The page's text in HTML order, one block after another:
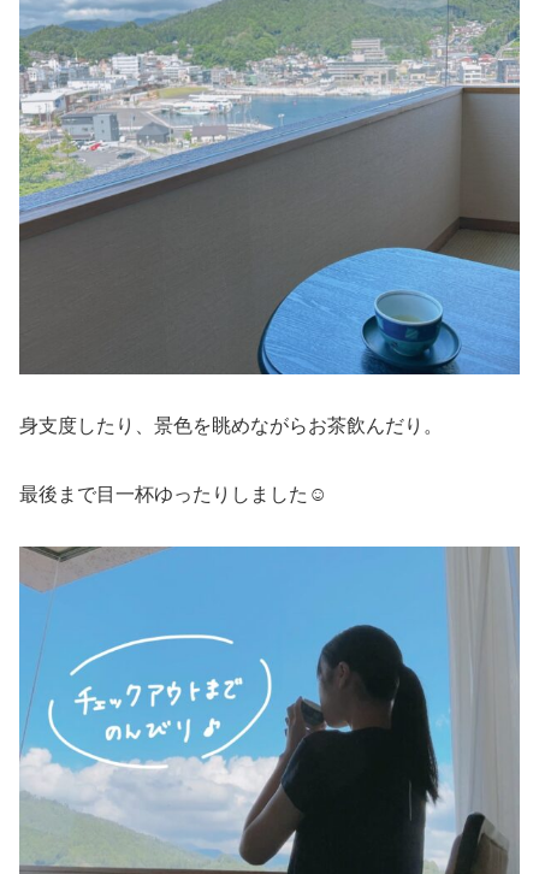
身支度したり、景色を眺めながらお茶飲んだり。
最後まで目一杯ゆったりしました☺️